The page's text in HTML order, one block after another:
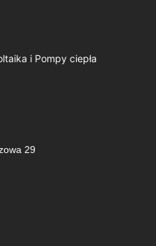
i Pompy ciepła
29